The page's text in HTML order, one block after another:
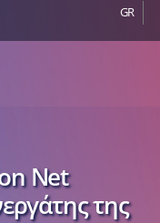
GR
Net
της